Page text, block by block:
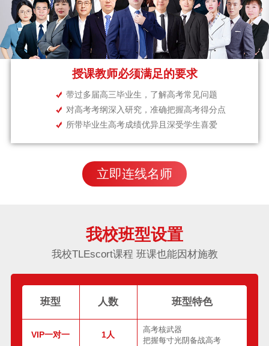
授课教师必须满足的要求
带过多届高三毕业生，了解高考常见问题
对高考考纲深入研究，准确把握高考得分点
所带毕业生高考成绩优异且深受学生喜爱
立即连线名师
我校班型设置
我校TLEscort课程 班课也能因材施教
班型 人数 班型特色
VIP一对一 1人
高考核武器
把握每寸光阴备战高考